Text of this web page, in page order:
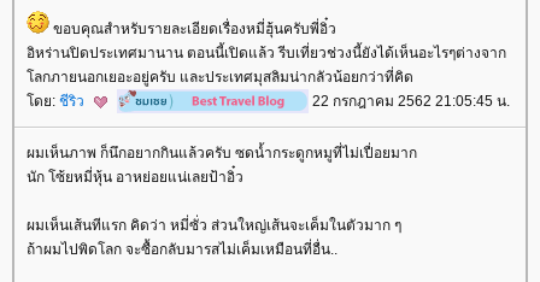
ขอบคุณสำหรับรายละเอียดเรื่องหมี่ฮุ้นครับพี่อิ๋ว
อิหร่านปิดประเทศมานาน ตอนนี้เปิดแล้ว รีบเที่ยวช่วงนี้ยังได้เห็นอะไรๆต่างจาก
ลกภายนอกเยอะอยู่ครับ และประเทศมุสลิมน่ากลัวน้อยกว่าที่คิด
ดย: ชีริว 22 กรกฎาคม 2562 21:05:45 น.
ผมเห็นภาพ ก็นึกอยากกินแล้วครับ ซดน้ำกระดูกหมูที่ไม่เปื่อยมาก
นัก โซ้ยหมี่หุ้น อาหย่อยแน่เลยป้าอิ๋ว
ผมเห็นเส้นทีแรก คิดว่า หมี่ซั่ว ส่วนใหญ่เส้นจะเค็มในตัวมาก ๆ
ถ้าผมไปพิดโลก จะซื้อกลับมารสไม่เค็มเหมือนที่อื่น..